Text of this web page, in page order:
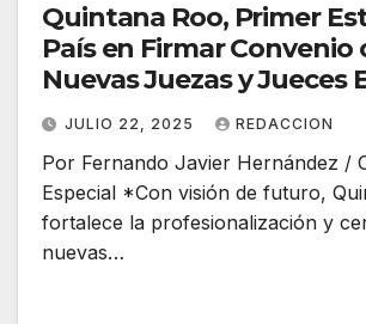
Quintana Roo, Primer
País en Firmar Convenio
Nuevas Juezas y Jueces
Poder Judicial
JULIO 22, 2025 REDACCION
Por Fernando Javier Hernández /
Especial *Con visión de futuro,
fortalece la profesionalización y
nuevas…